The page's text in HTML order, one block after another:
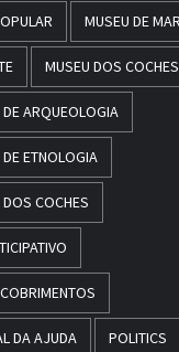
MUSEU DE
MUSEU DOS COCHES
ARQUEOLOGIA
ETNOLOGIA
COCHES
DA AJUDA POLITICS